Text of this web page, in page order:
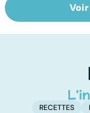
Le TDAH, un
trouble de
RECETTES